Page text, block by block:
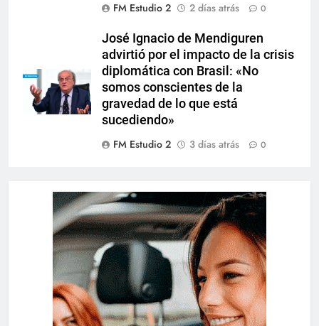
FM Estudio 2
2 días atrás 0
José Ignacio de Mendiguren
advirtió por el impacto de la crisis
diplomática con Brasil: «No
somos conscientes de la
gravedad de lo que está
sucediendo»
FM Estudio 2
3 días atrás 0